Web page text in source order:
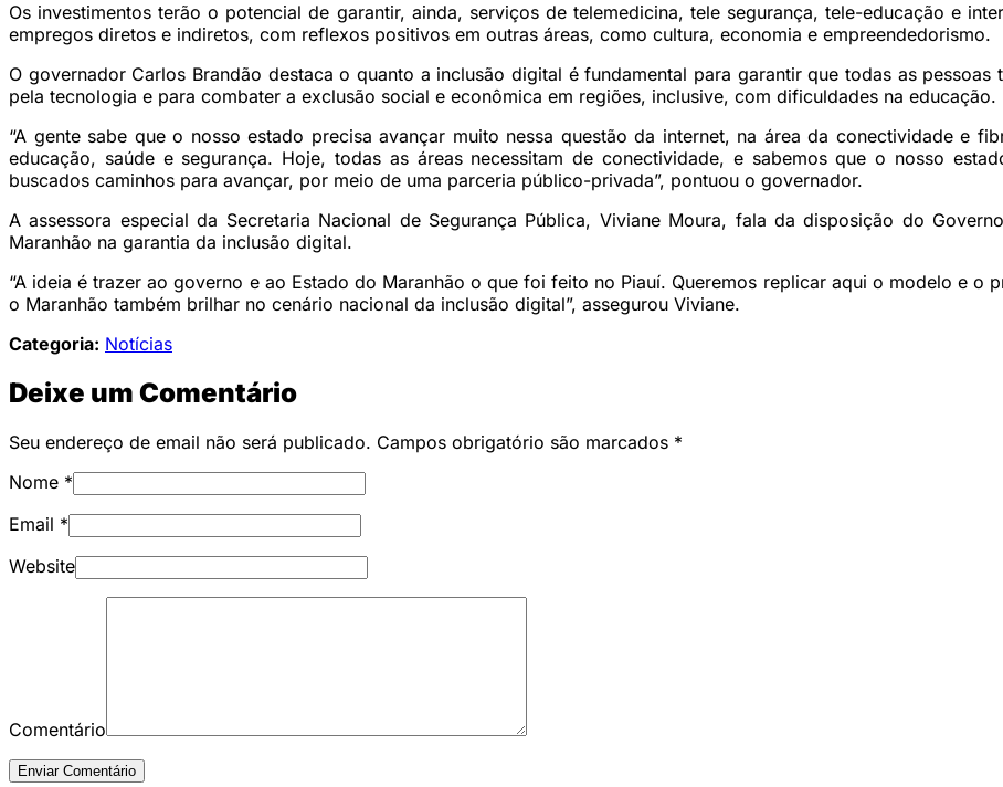
Os investimentos terão o potencial de garantir, ainda, serviços de telemedicina, tele segurança, tele-educação e
empregos diretos e indiretos, com reflexos positivos em outras áreas, como cultura, economia e empreendedorismo.
O governador Carlos Brandão destaca o quanto a inclusão digital é fundamental para garantir que todas as
pela tecnologia e para combater a exclusão social e econômica em regiões, inclusive, com dificuldades na educação.
“A gente sabe que o nosso estado precisa avançar muito nessa questão da internet, na área da conectividade e
educação, saúde e segurança. Hoje, todas as áreas necessitam de conectividade, e sabemos que o nosso
buscados caminhos para avançar, por meio de uma parceria público-privada”, pontuou o governador.
A assessora especial da Secretaria Nacional de Segurança Pública, Viviane Moura, fala da disposição do
Maranhão na garantia da inclusão digital.
“A ideia é trazer ao governo e ao Estado do Maranhão o que foi feito no Piauí. Queremos replicar aqui o modelo e
o Maranhão também brilhar no cenário nacional da inclusão digital”, assegurou Viviane.
Categoria: Notícias
Deixe um Comentário
Seu endereço de email não será publicado. Campos obrigatório são marcados *
Nome *
Email *
Website
Comentário